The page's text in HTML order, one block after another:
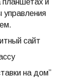
планшетах и
управления
сайт
на дом”